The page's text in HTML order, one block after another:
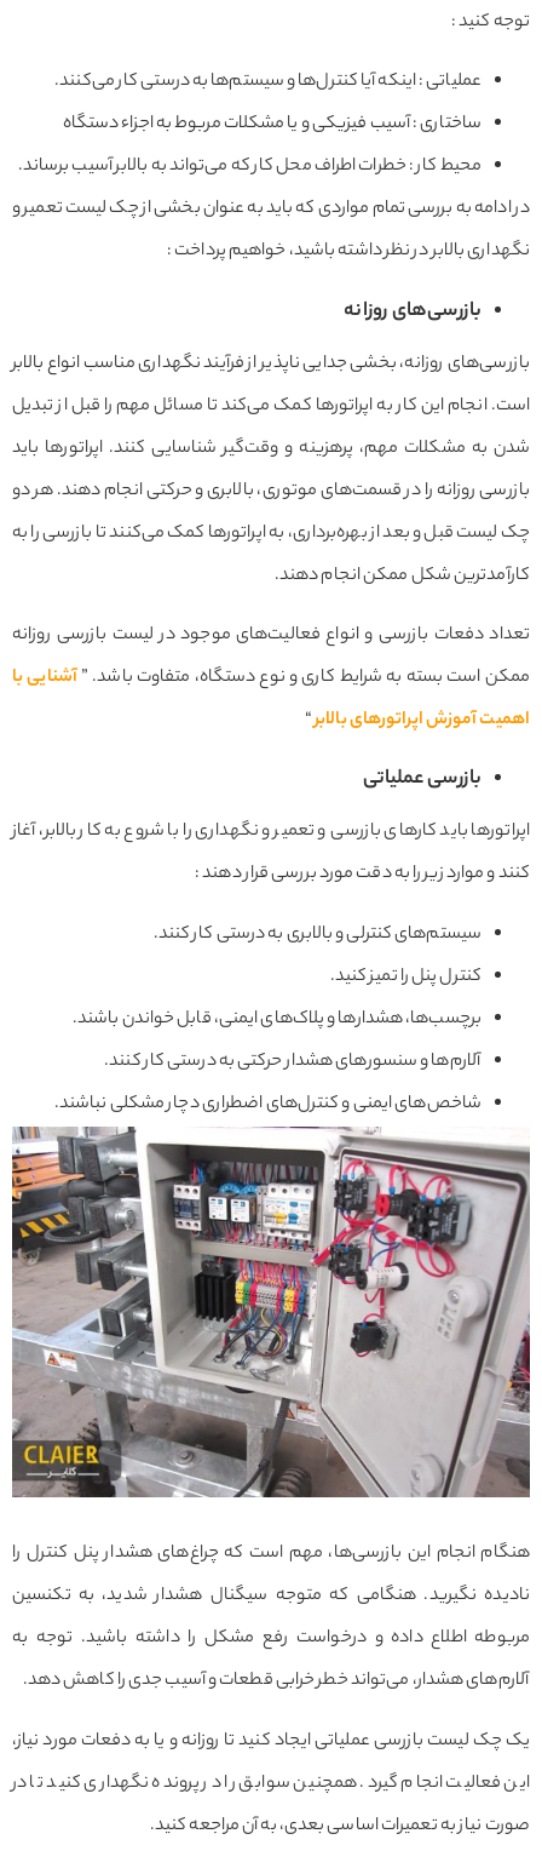
توجه کنید :
عملیاتی : اینکه آیا کنترل‌ها و سیستم‌ها به درستی کار می‌کنند.
ساختاری : آسیب فیزیکی و یا مشکلات مربوط به اجزاء دستگاه
محیط کار : خطرات اطراف محل کار که می‌تواند به بالابر آسیب برساند.
در ادامه به بررسی تمام مواردی که باید به عنوان بخشی از چک لیست تعمیر و
نگهداری بالابر در نظر داشته باشید، خواهیم پرداخت :
بازرسی‌های روزانه
بازرسی‌های روزانه، بخشی جدایی ناپذیر از فرآیند نگهداری مناسب انواع بالابر
است. انجام این کار به اپراتورها کمک می‌کند تا مسائل مهم را قبل از تبدیل
شدن به مشکلات مهم، پرهزینه و وقت‌گیر شناسایی کنند. اپراتورها باید
بازرسی روزانه‌ را در قسمت‌های موتوری، بالابری و حرکتی انجام دهند. هر دو
چک لیست قبل و بعد از بهره‌برداری، به اپراتورها کمک می‌کنند تا بازرسی را به
کارآمدترین شکل ممکن انجام دهند.
تعداد دفعات بازرسی و انواع فعالیت‌های موجود در لیست بازرسی روزانه
ممکن است بسته به شرایط کاری و نوع دستگاه، متفاوت باشد. ”آشنایی با
اهمیت آموزش اپراتورهای بالابر“
بازرسی عملیاتی
اپراتورها باید کارهای بازرسی و تعمیر و نگهداری را با شروع به کار بالابر، آغاز
کنند و موارد زیر را به دقت مورد بررسی قرار دهند :
سیستم‌های کنترلی و بالابری به درستی کار کنند.
کنترل پنل را تمیز کنید.
برچسب‌ها، هشدارها و پلاک‌های ایمنی، قابل خواندن باشند.
آلارم‌ها و سنسورهای هشدار حرکتی به درستی کار کنند.
شاخص‌های ایمنی و کنترل‌های اضطراری دچار مشکلی نباشند.
هنگام انجام این بازرسی‌ها، مهم است که چراغ‌های هشدار پنل کنترل را
نادیده نگیرید. هنگامی که متوجه سیگنال هشدار شدید، به تکنسین
مربوطه اطلاع داده و درخواست رفع مشکل را داشته باشید. توجه به
آلارم‌های هشدار، می‌تواند خطر خرابی قطعات و آسیب جدی را کاهش دهد.
یک چک لیست بازرسی عملیاتی ایجاد کنید تا روزانه و یا به دفعات مورد نیاز،
این فعالیت انجام گیرد. همچنین سوابق را در پرونده نگهداری کنید تا در
صورت نیاز به تعمیرات اساسی بعدی، به آن مراجعه کنید.